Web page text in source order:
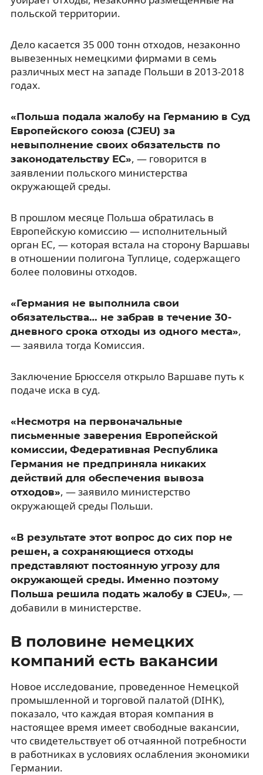
польской территории.
Дело касается 35 000 тонн отходов, незаконно
вывезенных немецкими фирмами в семь
различных мест на западе Польши в 2013-2018
годах.
«Польша подала жалобу на Германию в Суд
Европейского союза (CJEU) за
невыполнение своих обязательств по
законодательству ЕС», — говорится в
заявлении польского министерства
окружающей среды.
В прошлом месяце Польша обратилась в
Европейскую комиссию — исполнительный
орган ЕС, — которая встала на сторону Варшавы
в отношении полигона Туплице, содержащего
более половины отходов.
«Германия не выполнила свои
обязательства… не забрав в течение 30-
дневного срока отходы из одного места»,
— заявила тогда Комиссия.
Заключение Брюсселя открыло Варшаве путь к
подаче иска в суд.
«Несмотря на первоначальные
письменные заверения Европейской
комиссии, Федеративная Республика
Германия не предприняла никаких
действий для обеспечения вывоза
отходов», — заявило министерство
окружающей среды Польши.
«В результате этот вопрос до сих пор не
решен, а сохраняющиеся отходы
представляют постоянную угрозу для
окружающей среды. Именно поэтому
Польша решила подать жалобу в CJEU», —
добавили в министерстве.
В половине немецких
компаний есть вакансии
Новое исследование, проведенное Немецкой
промышленной и торговой палатой (DIHK),
показало, что каждая вторая компания в
настоящее время имеет свободные вакансии,
что свидетельствует об отчаянной потребности
в работниках в условиях ослабления экономики
Германии.